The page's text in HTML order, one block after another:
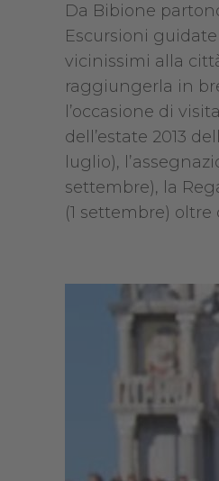
Da Bibione
Escursioni
vicinissimi alla
raggiungerla in
l’occasione di
dell’estate 2013
luglio),
settembre), la
(1 settembre)